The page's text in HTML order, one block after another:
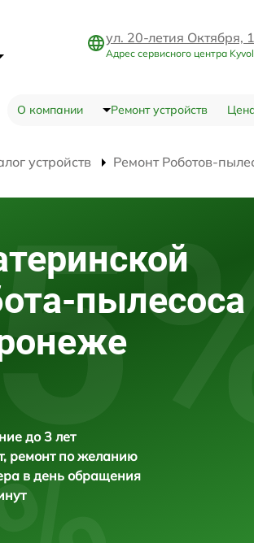
ул. 20-летия Октября,
Адрес сервисного центра Kyvol
О компании Ремонт устройств
устройств Ремонт Роботов-
пылесоса
до 3 лет
ремонт по желанию
в день обращения